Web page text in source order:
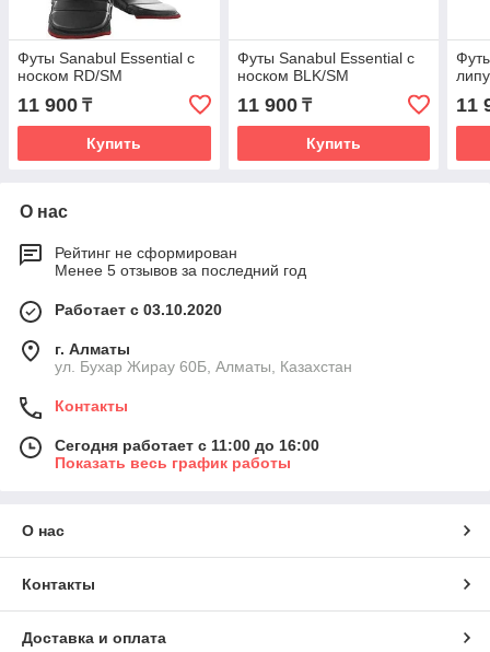
Футы Sanabul Essential с
носком RD/SM
11 900 ₸
Купить
Футы Sanabul Essential с
носком BLK/SM
11 900₸
Купить
11
О нас
Рейтинг не сформирован
Менее 5 отзывов за последний год
Работает с 03.10.2020
г. Алматы
ул. Бухар Жирау 60Б, Алматы, Казахстан
Контакты
Сегодня работает с 11:00 до 16:00
Показать весь график работы
О нас
Контакты
Доставка и оплата